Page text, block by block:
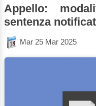
Appello:
sentenza
Mar 25 Mar 2025